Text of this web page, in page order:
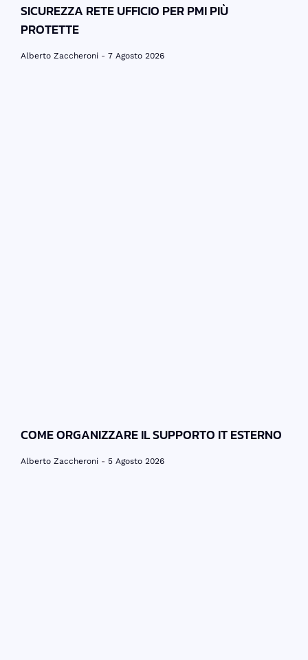
SICUREZZA RETE UFFICIO PER PMI PIÙ
PROTETTE
Alberto Zaccheroni 7 Agosto 2026
COME ORGANIZZARE IL SUPPORTO IT ESTERNO
Alberto Zaccheroni 5 Agosto 2026